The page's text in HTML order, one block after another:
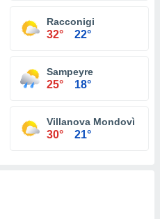
Racconigi
32° 22°
Sampeyre
25° 18°
Villanova Mondovì
30° 21°